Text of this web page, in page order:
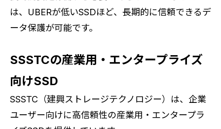
は、UBERが低いSSDほど、長期的に信頼できるデ
ータ保護が可能です。
SSSTCの産業用・エンタープライズ
向けSSD
SSSTC（建興ストレージテクノロジー）は、企業
ユーザー向けに高信頼性の産業用・エンタープラ